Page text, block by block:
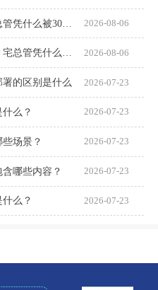
2026-08-06
十大物业管理软件排名怎么看？宅总管凭什么能进榜？ 2026-08-06
的区别是什么 2026-07-23
么？ 2026-07-23
场景？ 2026-07-23
哪些内容？ 2026-07-23
么？ 2026-07-23